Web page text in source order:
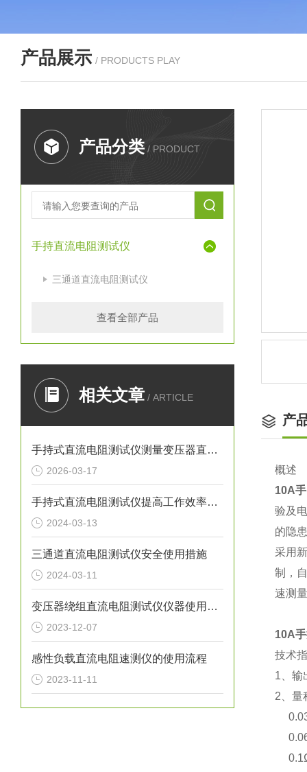
产品展示 / PRODUCTS PLAY
产品分类 / PRODUCT
手持直流电阻测试仪
三通道直流电阻测试仪
查看全部产品
相关文章 / ARTICLE
手持式直流电阻测试仪测量变压器直阻的操作注意事项
2026-03-17
手持式直流电阻测试仪提高工作效率与精度
2024-03-13
三通道直流电阻测试仪安全使用措施
2024-03-11
变压器绕组直流电阻测试仪仪器使用要求
2023-12-07
感性负载直流电阻速测仪的使用流程
2023-11-11
产
概述
10A
验及
的隐
采用
制，
速测
10A
技术
1、输
2、